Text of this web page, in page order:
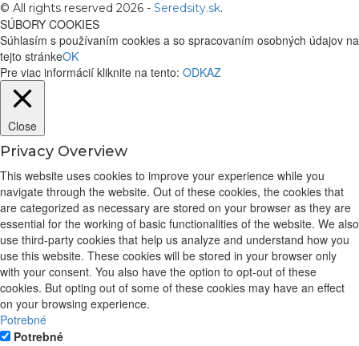
© All rights reserved 2026 - Seredsity.sk.
SÚBORY COOKIES
Súhlasím s používaním cookies a so spracovaním osobných údajov na
tejto stránkeOK
Pre viac informácií kliknite na tento: ODKAZ
Close
Privacy Overview
This website uses cookies to improve your experience while you
navigate through the website. Out of these cookies, the cookies that
are categorized as necessary are stored on your browser as they are
essential for the working of basic functionalities of the website. We also
use third-party cookies that help us analyze and understand how you
use this website. These cookies will be stored in your browser only
with your consent. You also have the option to opt-out of these
cookies. But opting out of some of these cookies may have an effect
on your browsing experience.
Potrebné
Potrebné